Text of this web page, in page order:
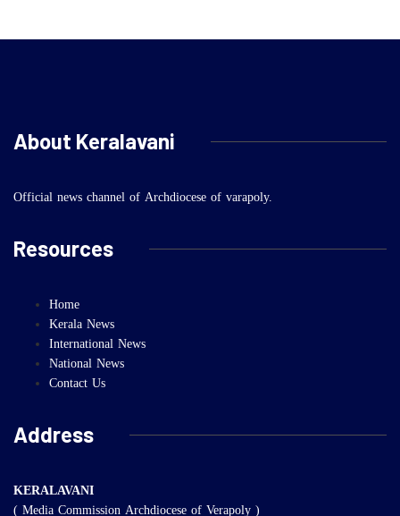
About Keralavani
Official news channel of Archdiocese of varapoly.
Resources
Home
Kerala News
International News
National News
Contact Us
Address
KERALAVANI